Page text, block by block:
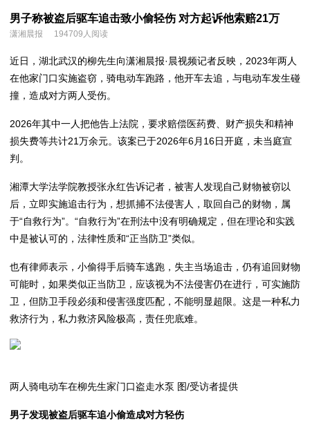
男子称被盗后驱车追击致小偷轻伤 对方起诉他索赔21万
潇湘晨报 194709人阅读
近日，湖北武汉的柳先生向潇湘晨报·晨视频记者反映，2023年两人
在他家门口实施盗窃，骑电动车跑路，他开车去追，与电动车发生碰
撞，造成对方两人受伤。
2026年其中一人把他告上法院，要求赔偿医药费、财产损失和精神
损失费等共计21万余元。该案已于2026年6月16日开庭，未当庭宣
判。
湘潭大学法学院教授张永红告诉记者，被害人发现自己财物被窃以
后，立即实施追击行为，想抓捕不法侵害人，取回自己的财物，属
于“自救行为”。“自救行为”在刑法中没有明确规定，但在理论和实践
中是被认可的，法律性质和“正当防卫”类似。
也有律师表示，小偷得手后骑车逃跑，失主当场追击，仍有追回财物
可能时，如果类似正当防卫，应该视为不法侵害仍在进行，可实施防
卫，但防卫手段必须和侵害强度匹配，不能明显超限。这是一种私力
救济行为，私力救济风险极高，责任兜底难。
两人骑电动车在柳先生家门口盗走水泵 图/受访者提供
男子发现被盗后驱车追小偷造成对方轻伤